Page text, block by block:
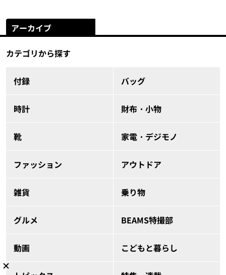
アーカイブ
カテゴリから探す
付録 バッグ
時計 財布・小物
靴 家電・デジモノ
ファッション アウトドア
雑貨 乗り物
グルメ BEAMS特撮部
動画 こどもと暮らし